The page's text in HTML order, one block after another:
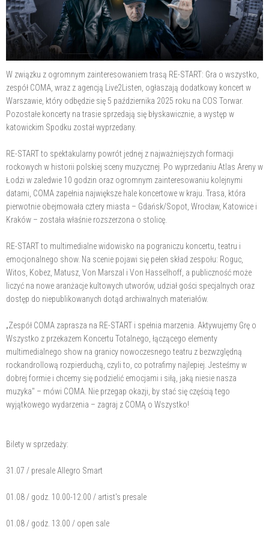
W związku z ogromnym zainteresowaniem trasą RE-START: Gra o wszystko,
zespół COMA, wraz z agencją Live2Listen, ogłaszają dodatkowy koncert w
Warszawie, który odbędzie się 5 października 2025 roku na COS Torwar.
Pozostałe koncerty na trasie sprzedają się błyskawicznie, a występ w
katowickim Spodku został wyprzedany.
RE-START to spektakularny powrót jednej z najważniejszych formacji
rockowych w historii polskiej sceny muzycznej. Po wyprzedaniu Atlas Areny w
Łodzi w zaledwie 10 godzin oraz ogromnym zainteresowaniu kolejnymi
datami, COMA zapełnia największe hale koncertowe w kraju. Trasa, która
pierwotnie obejmowała cztery miasta – Gdańsk/Sopot, Wrocław, Katowice i
Kraków – została właśnie rozszerzona o stolicę.
RE-START to multimedialne widowisko na pograniczu koncertu, teatru i
emocjonalnego show. Na scenie pojawi się pełen skład zespołu: Roguc,
Witos, Kobez, Matusz, Von Marszal i Von Hasselhoff, a publiczność może
liczyć na nowe aranżacje kultowych utworów, udział gości specjalnych oraz
dostęp do niepublikowanych dotąd archiwalnych materiałów.
„Zespół COMA zaprasza na RE-START i spełnia marzenia. Aktywujemy Grę o
Wszystko z przekazem Koncertu Totalnego, łączącego elementy
multimedialnego show na granicy nowoczesnego teatru z bezwzględną
rockandrollową rozpierduchą, czyli to, co potrafimy najlepiej. Jesteśmy w
dobrej formie i chcemy się podzielić emocjami i siłą, jaką niesie nasza
muzyka" – mówi COMA. Nie przegap okazji, by stać się częścią tego
wyjątkowego wydarzenia – zagraj z COMĄ o Wszystko!
Bilety w sprzedaży:
31.07 / presale Allegro Smart
01.08 / godz. 10.00-12.00 / artist's presale
01.08 / godz. 13.00 / open sale